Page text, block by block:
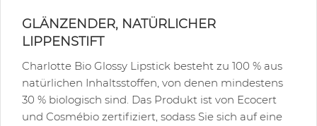
GLÄNZENDER, NATÜRLICHER
LIPPENSTIFT
Charlotte Bio Glossy Lipstick besteht zu 100 % aus
natürlichen Inhaltsstoffen, von denen mindestens
30 % biologisch sind. Das Produkt ist von Ecocert
und Cosmébio zertifiziert, sodass Sie sich auf eine